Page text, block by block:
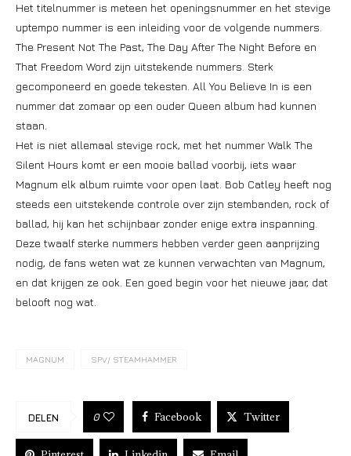
Het titelnummer is meteen het openingsnummer en het stevige
uptempo nummer is een inleiding voor de volgende nummers.
The Present Not The Past, The Day After The Night Before en
That Freedom Word zijn uitstekende nummers. Sterk
gecomponeerd en goede tekesten. All You Believe In is een
nummer dat zomaar op een ouder Queen album had kunnen
staan.
Het is niet allemaal stevige rock, met het nummer Walk The
Silent Hours komt er een mooie ballad voorbij, iets waar
Magnum elk album ruimte voor open laat. Bob Catley heeft nog
steeds een uitstekende controle over zijn stembanden, rock of
ballad, hij kan het schijnbaar zonder enige extra inspanning.
Deze twaalf sterke nummers hebben verder geen aanprijzing
nodig, de fans weten wat ze kunnen verwachten van Magnum,
en dat krijgen ze ook. Een goed begin voor het nieuwe jaar, dat
belooft nog wat.
MAGNUM SPV/ STEAMHAMMER
DELEN 0 Facebook Twitter